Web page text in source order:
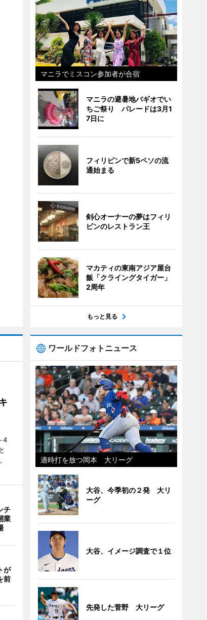
4
チ
業
が
前
マニラでミスコン参加者が合宿
マニラの避暑地バギオでい
ちご祭り パレードは3月1
7日に
フィリピンで新5ペソの流
通始まる
剣心オーナーの夢はフィリ
ピンのレストラン王
マカティの東南アジア屋台
飯「クライングタイガー」
2周年
もっと見る
ワールドフォトニュース
適時打を放つ岡本 大リーグ
大谷、今季初の２発 大リ
ーグ
大谷、イメージ調査で１位
先発した菅野 大リーグ